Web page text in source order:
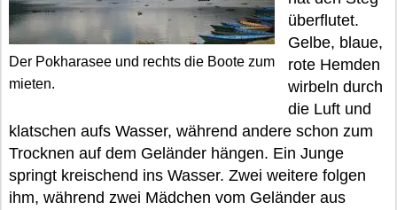
Der Pokharasee und rechts die Boote zum
mieten.
überflutet.
Gelbe, blaue,
rote Hemden
wirbeln durch
die Luft und
klatschen aufs Wasser, während andere schon zum
Trocknen auf dem Geländer hängen. Ein Junge
springt kreischend ins Wasser. Zwei weitere folgen
ihm, während zwei Mädchen vom Geländer aus